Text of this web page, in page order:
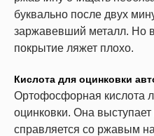
буквально после двух
заржавевший металл. Но
покрытие ляжет плохо.
Кислота для оцинковки
Ортофосфорная кислота
оцинковки. Она выступает
справляется со ржавым